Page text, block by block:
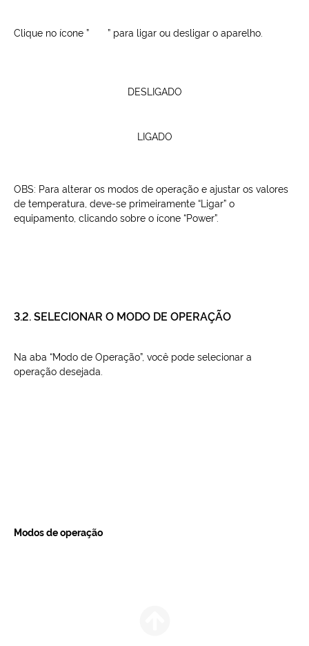
Clique no ícone ” ” para ligar ou desligar o aparelho.
DESLIGADO
LIGADO
OBS: Para alterar os modos de operação e ajustar os valores
de temperatura, deve-se primeiramente “Ligar” o
equipamento, clicando sobre o ícone “Power”.
3.2. SELECIONAR O MODO DE OPERAÇÃO
Na aba “Modo de Operação”, você pode selecionar a
operação desejada.
Modos de operação